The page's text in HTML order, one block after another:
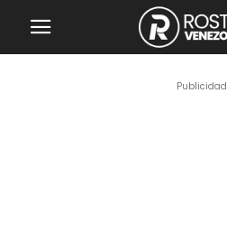
Publicidad